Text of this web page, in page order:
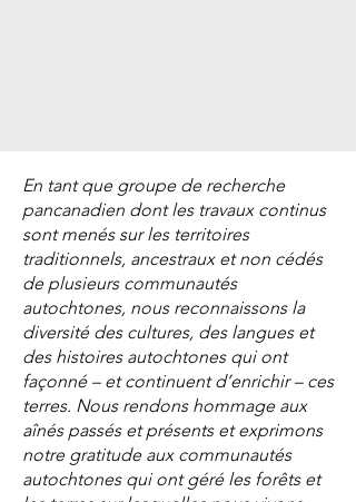
renforcer les liens entre ses propres
recherches et celles entreprises à
l’échelle mondiale.
Grâce à la participation au travail du
terrain, traitement des données et des
images et au codage informatique,
Silva21 appuiera également au moins
deux étudiants de premier cycle par
année pour lesquels nous
demanderons des bourses d’études
de premier cycle du CRSNG. Ces
En tant que groupe de recherche
pancanadien dont les travaux continus
sont menés sur les territoires
traditionnels, ancestraux et non cédés
de plusieurs communautés
autochtones, nous reconnaissons la
diversité des cultures, des langues et
des histoires autochtones qui ont
façonné – et continuent d’enrichir – ces
terres. Nous rendons hommage aux
aînés passés et présents et exprimons
notre gratitude aux communautés
autochtones qui ont géré les forêts et